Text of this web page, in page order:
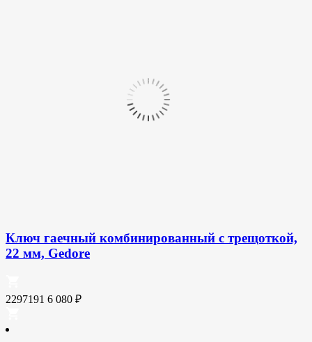
Ключ гаечный комбинированный с трещоткой,
22 мм, Gedore
2297191 6 080 ₽